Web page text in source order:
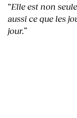
“Elle est non
aussi ce que les
jour.”